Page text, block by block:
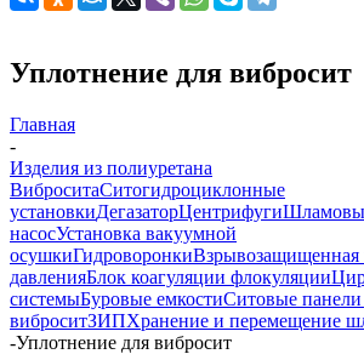
Уплотнение для вибросит
Главная
-
Изделия из полиуретана
ВиброситаСитогидроциклонные
установкиДегазаторЦентрифуги
насосУстановка вакуумной
осушкиГидроворонкиВзрывозащищенная
давленияБлок коагуляции флокуляции
системыБуровые емкостиСитовые панели
виброситЗИПХранение и перемещение
-Уплотнение для вибросит